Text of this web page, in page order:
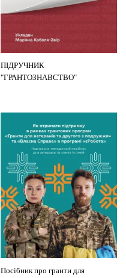
ПІДРУЧНИК
"ГРАНТОЗНАВСТВО"
Посібник про гранти для